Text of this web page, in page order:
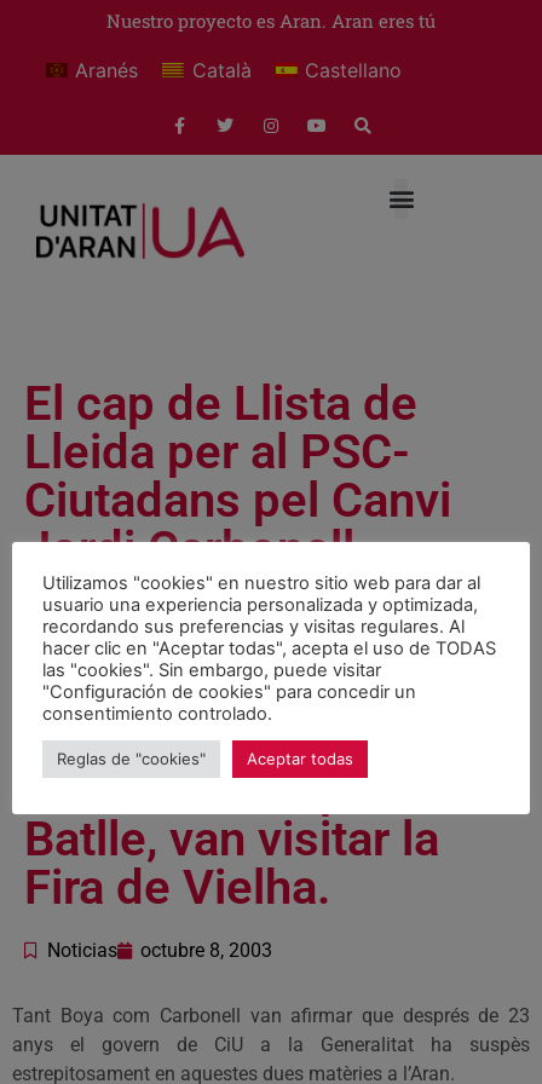
Nuestro proyecto es Aran. Aran eres tú
Aranés Català Castellano
El cap de Llista de
Lleida per al PSC-
Ciutadans pel Canvi
Jordi Carbonell,
acompanyat dels
diputats i també
candidats Paco Boya,
Joaquim Llena i del
senador Josep Maria
Batlle, van visitar la
Fira de Vielha.
Noticias octubre 8, 2003
Tant Boya com Carbonell van afirmar que després de 23
anys el govern de CiU a la Generalitat ha suspès
estrepitosament en aquestes dues matèries a l’Aran.
Utilizamos "cookies" en nuestro sitio web para dar al
usuario una experiencia personalizada y optimizada,
recordando sus preferencias y visitas regulares. Al
hacer clic en "Aceptar todas", acepta el uso de TODAS
las "cookies". Sin embargo, puede visitar
"Configuración de cookies" para concedir un
consentimiento controlado.
Reglas de "cookies" Aceptar todas